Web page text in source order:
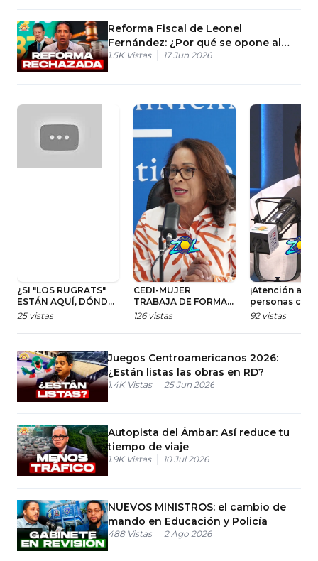
Reforma Fiscal de Leonel
Fernández: ¿Por qué se opone al
plan del gobierno?
1.5K Vistas 17 Jun 2026
¿SI "LOS RUGRATS"
ESTÁN AQUÍ, DÓNDE
ESTÁN?
25 vistas
CEDI-MUJER
TRABAJA DE FORMA
INTEGRAL CON LA
APOYAR Y EDUCAR A
126 vistas
¡Atención a las
personas con
discapacidad!
92 vistas
Juegos Centroamericanos 2026:
¿Están listas las obras en RD?
1.4K Vistas 25 Jun 2026
Autopista del Ámbar: Así reduce tu
tiempo de viaje
1.9K Vistas 10 Jul 2026
NUEVOS MINISTROS: el cambio de
mando en Educación y Policía
488 Vistas 2 Ago 2026